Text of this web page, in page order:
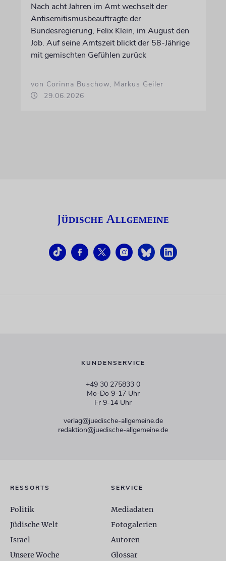
Nach acht Jahren im Amt wechselt der
Antisemitismusbeauftragte der
Bundesregierung, Felix Klein, im August den
Job. Auf seine Amtszeit blickt der 58-Jährige
mit gemischten Gefühlen zurück
von Corinna Buschow, Markus Geiler
29.06.2026
KUNDENSERVICE
+49 30 275833 0
Mo-Do 9-17 Uhr
Fr 9-14 Uhr
verlag@juedische-allgemeine.de
redaktion@juedische-allgemeine.de
RESSORTS
Politik
Jüdische Welt
Israel
Unsere Woche
SERVICE
Mediadaten
Fotogalerien
Autoren
Glossar